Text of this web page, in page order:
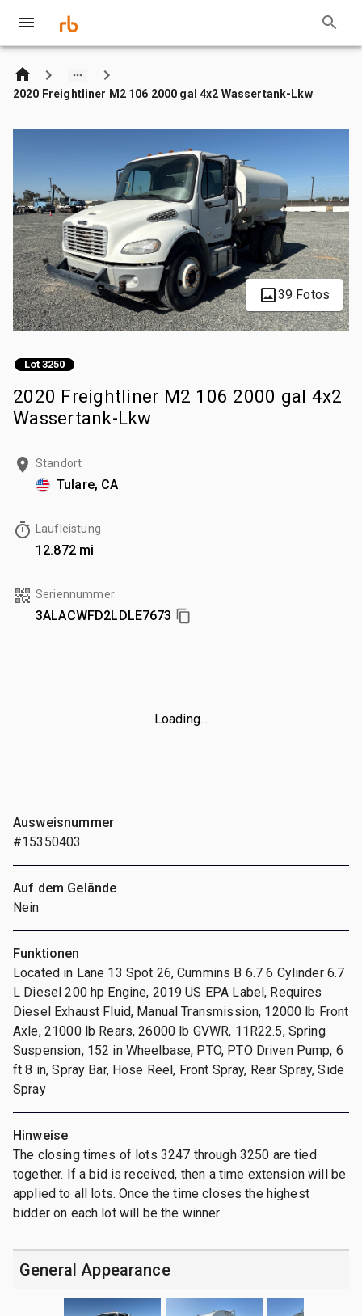
2020 Freightliner M2 106 2000 gal 4x2 Wassertank-Lkw
39 Fotos
Lot 3250
2020 Freightliner M2 106 2000 gal 4x2
Wassertank-Lkw
Standort
Tulare, CA
Laufleistung
12.872 mi
Seriennummer
3ALACWFD2LDLE7673
Loading...
Ausweisnummer
#15350403
Auf dem Gelände
Nein
Funktionen
Located in Lane 13 Spot 26, Cummins B 6.7 6 Cylinder 6.7
L Diesel 200 hp Engine, 2019 US EPA Label, Requires
Diesel Exhaust Fluid, Manual Transmission, 12000 lb Front
Axle, 21000 lb Rears, 26000 lb GVWR, 11R22.5, Spring
Suspension, 152 in Wheelbase, PTO, PTO Driven Pump, 6
ft 8 in, Spray Bar, Hose Reel, Front Spray, Rear Spray, Side
Spray
Hinweise
The closing times of lots 3247 through 3250 are tied
together. If a bid is received, then a time extension will be
applied to all lots. Once the time closes the highest
bidder on each lot will be the winner.
General Appearance